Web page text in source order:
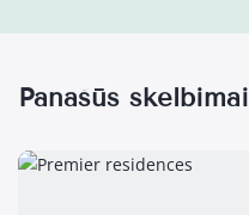
Panašūs skelbimai